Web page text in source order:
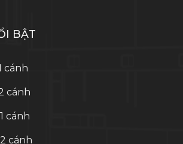
BẬT
cánh
cánh
cánh
cánh